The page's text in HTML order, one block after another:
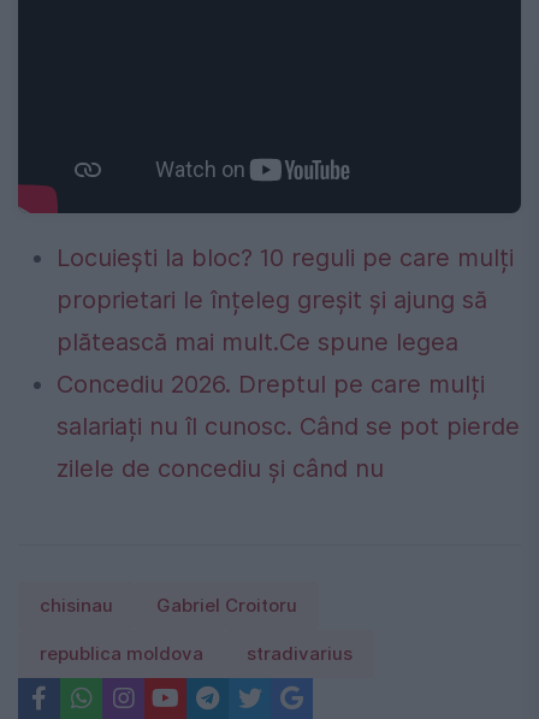
Locuiești la bloc? 10 reguli pe care mulți
proprietari le înțeleg greșit și ajung să
plătească mai mult.Ce spune legea
Concediu 2026. Dreptul pe care mulți
salariați nu îl cunosc. Când se pot pierde
zilele de concediu și când nu
chisinau Gabriel Croitoru
republica moldova stradivarius